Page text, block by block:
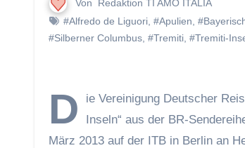
Von
Redaktion TI AMO ITALIA
#Alfredo de Liguori #Apulien
#Silberner Columbus #Tremiti #Tremiti-
D
ie Vereinigung Deutscher
Inseln“ aus der BR-
März 2013 auf der ITB in Berlin an